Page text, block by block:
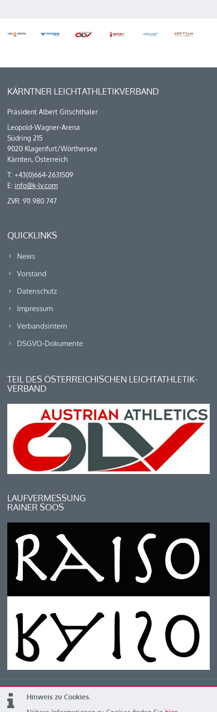
Hinweis zu Cookies.
KÄRNTNER LEICHTATHLETIKVERBAND
Präsident Albert Gitschthaler
Leopold-Wagner-Arena
Südring 215
9020 Klagenfurt/Wörthersee
Kärnten, Österreich
T: +43(0)664-2631509
E: info@k-lv.com
ZVR: 911 980 747
QUICKLINKS
News
Vorstand
Datenschutz
Impressum
Verbandsintern
DSGVO-Dokumente
TEIL DES ÖSTERREICHISCHEN LEICHTATHLETIK-
VERBAND
LAUFVERMESSUNG
RAINER SOOS
© 2026 Kärntner Leichtathletik Verband